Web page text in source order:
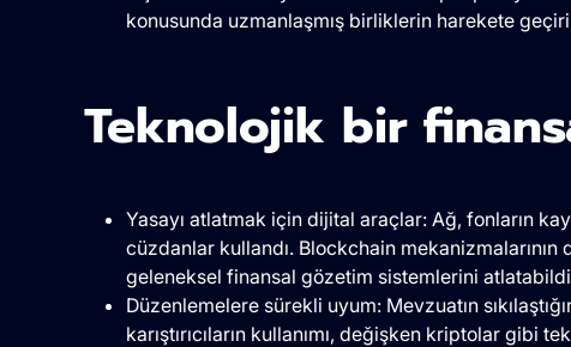
konusunda uzmanlaşmış birliklerin harekete
Teknolojik bir
Yasayı atlatmak için dijital araçlar: Ağ, fonların
cüzdanlar kullandı. Blockchain mekanizmalarının
geleneksel finansal gözetim sistemlerini
Düzenlemelere sürekli uyum: Mevzuatın
karıştırıcıların kullanımı, değişken kriptolar gibi